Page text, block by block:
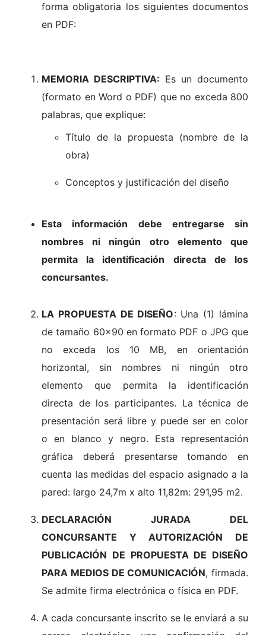
forma obligatoria los siguientes documentos
en PDF:
MEMORIA DESCRIPTIVA: Es un documento
(formato en Word o PDF) que no exceda 800
palabras, que explique:
Título de la propuesta (nombre de la
obra)
Conceptos y justificación del diseño
Esta información debe entregarse sin
nombres ni ningún otro elemento que
permita la identificación directa de los
concursantes.
LA PROPUESTA DE DISEÑO: Una (1) lámina
de tamaño 60×90 en formato PDF o JPG que
no exceda los 10 MB, en orientación
horizontal, sin nombres ni ningún otro
elemento que permita la identificación
directa de los participantes. La técnica de
presentación será libre y puede ser en color
o en blanco y negro. Esta representación
gráfica deberá presentarse tomando en
cuenta las medidas del espacio asignado a la
pared: largo 24,7m x alto 11,82m: 291,95 m2.
DECLARACIÓN JURADA DEL
CONCURSANTE Y AUTORIZACIÓN DE
PUBLICACIÓN DE PROPUESTA DE DISEÑO
PARA MEDIOS DE COMUNICACIÓN, firmada.
Se admite firma electrónica o física en PDF.
A cada concursante inscrito se le enviará a su